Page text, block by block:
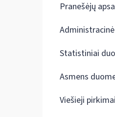
Pranešėjų
Statistiniai
Asmens
Viešieji pirkimai